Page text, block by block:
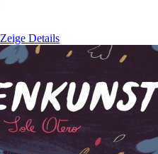
Zeige Details